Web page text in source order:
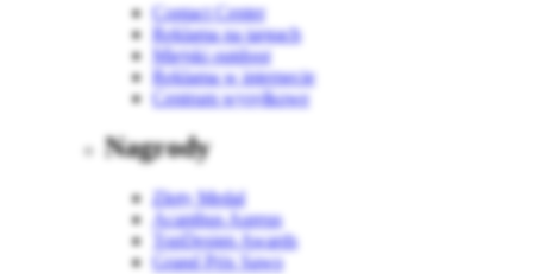
Contact Center
Reklama na targach
Miejski outdoor
Reklama w internecie
Centrum wysyłkowe
Nagrody
Złoty Medal
Acanthus Aureus
TopDesign Awards
Grand Prix Sawo